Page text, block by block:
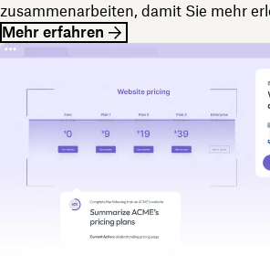
zusammenarbeiten, damit Sie mehr
Mehr erfahren